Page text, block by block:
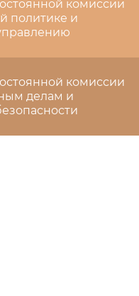
комиссии
политике и
комиссии
делам и